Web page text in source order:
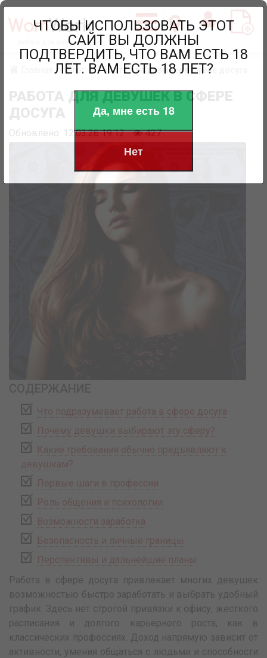
работа для девушек
Блог Работа для девушек в сфере досуга
РАБОТА ДЛЯ ДЕВУШЕК В СФЕРЕ
Обновлено: 12.03.26 19:12 427
Что подразумевает работа в сфере досуга
Почему девушки выбирают эту сферу?
Какие требования обычно предъявляют к
девушкам?
Первые шаги в профессии
Роль общения и психологии
Возможности заработка
Безопасность и личные границы
Перспективы и дальнейшие планы
Работа в сфере досуга привлекает многих девушек
возможностью быстро заработать и выбрать удобный
график. Здесь нет строгой привязки к офису, жесткого
расписания и долгого карьерного роста, как в
классических профессиях. Доход напрямую зависит от
активности, умения общаться с людьми и способности
ЧТОБЫ ИСПОЛЬЗОВАТЬ ЭТОТ
САЙТ ВЫ ДОЛЖНЫ
ПОДТВЕРДИТЬ, ЧТО ВАМ ЕСТЬ 18
ЛЕТ. ВАМ ЕСТЬ 18 ЛЕТ?
Да, мне есть 18
Нет